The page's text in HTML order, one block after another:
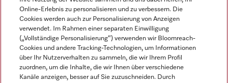
Miele auf Instagram
Miele auf Facebook
Miele auf Youtube
Online-Erlebnis zu personalisieren und zu verbessern. Die
Cookies werden auch zur Personalisierung von Anzeigen
verwendet. Im Rahmen einer separaten Einwilligung
(„Vollständige Personalisierung“) verwenden wir Bloomreach-
Cookies und andere Tracking-Technologien, um Informationen
über Ihr Nutzerverhalten zu sammeln, die wir Ihrem Profil
zuordnen, um die Inhalte, die wir Ihnen über verschiedene
Kanäle anzeigen, besser auf Sie zuzuschneiden. Durch